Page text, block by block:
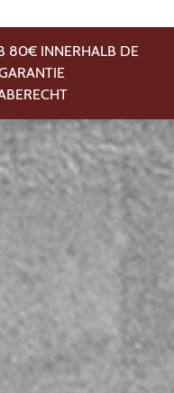
80€ INNERHALB DE